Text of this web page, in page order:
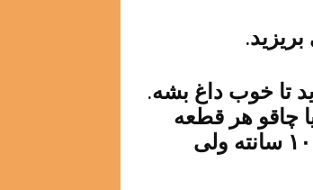
تا خوب داغ بشه.
چاقو هر قطعه
خمیر رو از قیف جدا کنید. اندازه ی چوروس حدودا ۱۰ سانته ولی